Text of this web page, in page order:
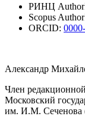
РИНЦ
Scopus
ORCID:
Александр
Член
Московский
им. И.М. Сеченова